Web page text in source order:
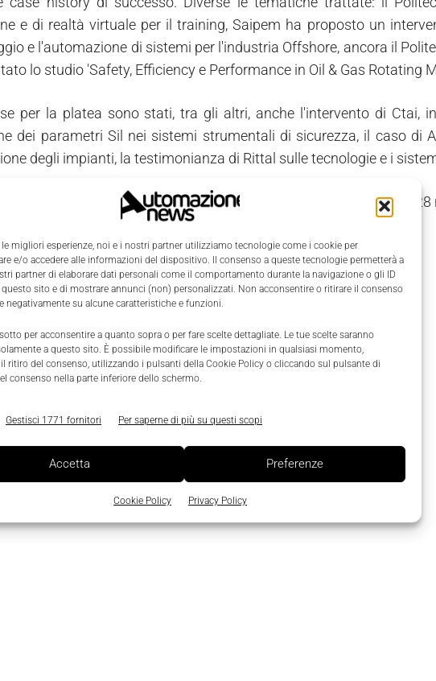
le migliori esperienze, noi e i nostri partner utilizziamo tecnologie come i cookie per
e/o accedere alle informazioni del dispositivo. Il consenso a queste tecnologie permetterà a
partner di elaborare dati personali come il comportamento durante la navigazione o gli ID
sito e di mostrare annunci (non) personalizzati. Non acconsentire o ritirare il consenso
negativamente su alcune caratteristiche e funzioni.
per acconsentire a quanto sopra o per fare scelte dettagliate. Le tue scelte saranno
a questo sito. È possibile modificare le impostazioni in qualsiasi momento,
ritiro del consenso, utilizzando i pulsanti della Cookie Policy o cliccando sul pulsante di
consenso nella parte inferiore dello schermo.
Gestisci 1771 fornitori Per saperne di più su questi scopi
Accetta Preferenze
Cookie Policy Privacy Policy
e di realtà virtuale per il training, Saipem ha proposto un
e l'automazione di sistemi per l'industria Offshore, ancora il
lo studio 'Safety, Efficiency e Performance in Oil & Gas Rotating
per la platea sono stati, tra gli altri, anche l'intervento di Ctai,
dei parametri Sil nei sistemi strumentali di sicurezza, il caso di
degli impianti, la testimonianza di Rittal sulle tecnologie e i
edizione di mcT Tecnologie per il Petrolchimico tornerà a Milano il
verticali